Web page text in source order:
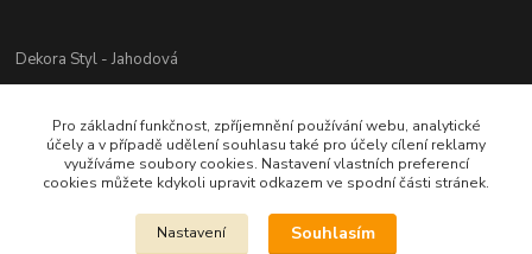
Dekora Styl - Jahodová
721312944
info@zbozi-darky.cz
Pro základní funkčnost, zpříjemnění používání webu, analytické
účely a v případě udělení souhlasu také pro účely cílení reklamy
využíváme soubory cookies. Nastavení vlastních preferencí
cookies můžete kdykoli upravit odkazem ve spodní části stránek.
Nastavení Souhlasím